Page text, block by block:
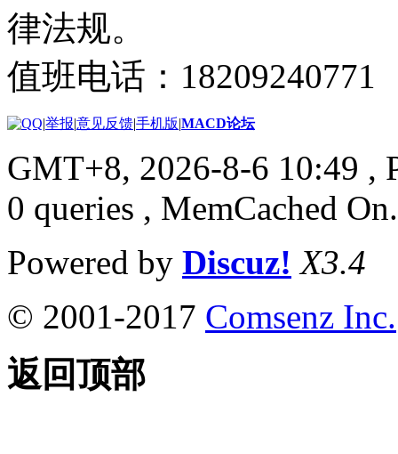
律法规。
值班电话：
|举报|意见反馈|手机版|MACD论坛
GMT+8, 2026-8-6 10:49 ,
0 queries , MemCached On.
Powered by Discuz! X3.4
© 2001-2017 Comsenz Inc.
返回顶部